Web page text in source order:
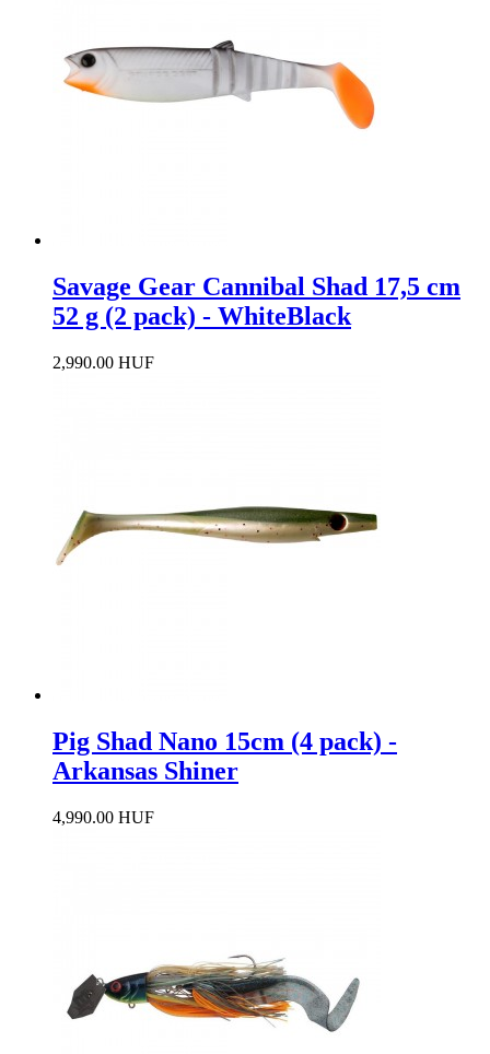
Savage Gear Cannibal Shad 17,5 cm
52 g (2 pack) - WhiteBlack
2,990.00 HUF
Pig Shad Nano 15cm (4 pack) -
Arkansas Shiner
4,990.00 HUF